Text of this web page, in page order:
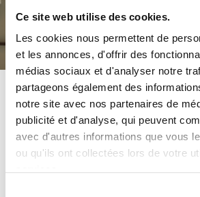
Ce site web utilise des cookies.
Les cookies nous permettent de
et les annonces, d'offrir des
médias sociaux et d'analyser notre
partageons également des
notre site avec nos partenaires de
publicité et d'analyse, qui peuvent
avec d'autres informations que vous
ou qu'ils ont collectées lors de votre
A
propos
Devis.ch
SA
Contact
Espace
entreprises
Mentions
légales
CONSTRUCTION
Comparezgratuitement
jusqu'à
et choisissez lameilleure
Dans quelle région souhaitez-vous faire vos